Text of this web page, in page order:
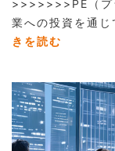
>>>>>>>PE（プ
業への投資を通
きを読む